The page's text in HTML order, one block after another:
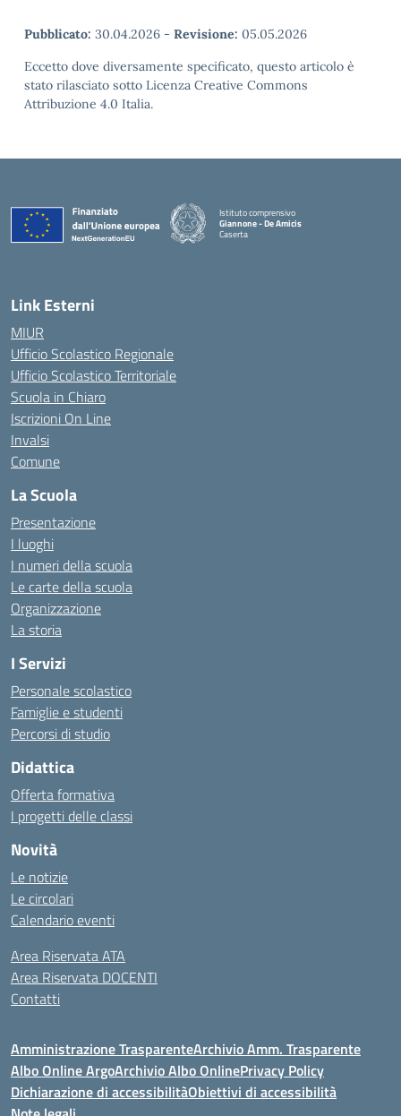
Pubblicato: 30.04.2026 - Revisione: 05.05.2026
Eccetto dove diversamente specificato, questo articolo è
stato rilasciato sotto Licenza Creative Commons
Attribuzione 4.0 Italia.
Istituto comprensivo
Giannone - De Amicis
Caserta
Link Esterni
MIUR
Ufficio Scolastico Regionale
Ufficio Scolastico Territoriale
Scuola in Chiaro
Iscrizioni On Line
Invalsi
Comune
La Scuola
Presentazione
I luoghi
I numeri della scuola
Le carte della scuola
Organizzazione
La storia
I Servizi
Personale scolastico
Famiglie e studenti
Percorsi di studio
Didattica
Offerta formativa
I progetti delle classi
Novità
Le notizie
Le circolari
Calendario eventi
Area Riservata ATA
Area Riservata DOCENTI
Contatti
Amministrazione TrasparenteArchivio Amm. Trasparente
Albo Online ArgoArchivio Albo OnlinePrivacy Policy
Dichiarazione di accessibilitàObiettivi di accessibilità